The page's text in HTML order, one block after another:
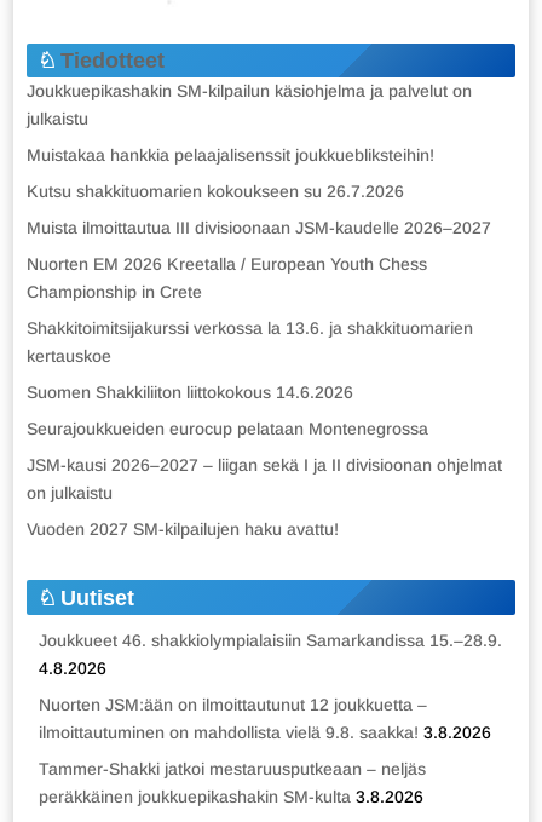
Tiedotteet
Joukkuepikashakin SM-kilpailun käsiohjelma ja palvelut on
julkaistu
Muistakaa hankkia pelaajalisenssit joukkuebliksteihin!
Kutsu shakkituomarien kokoukseen su 26.7.2026
Muista ilmoittautua III divisioonaan JSM-kaudelle 2026–2027
Nuorten EM 2026 Kreetalla / European Youth Chess
Championship in Crete
Shakkitoimitsijakurssi verkossa la 13.6. ja shakkituomarien
kertauskoe
Suomen Shakkiliiton liittokokous 14.6.2026
Seurajoukkueiden eurocup pelataan Montenegrossa
JSM-kausi 2026–2027 – liigan sekä I ja II divisioonan ohjelmat
on julkaistu
Vuoden 2027 SM-kilpailujen haku avattu!
Uutiset
Joukkueet 46. shakkiolympialaisiin Samarkandissa 15.–28.9.
4.8.2026
Nuorten JSM:ään on ilmoittautunut 12 joukkuetta –
ilmoittautuminen on mahdollista vielä 9.8. saakka! 3.8.2026
Tammer-Shakki jatkoi mestaruusputkeaan – neljäs
peräkkäinen joukkuepikashakin SM-kulta 3.8.2026